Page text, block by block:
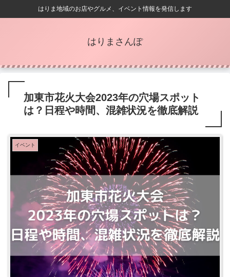
はりま地域のお店やグルメ、イベント情報を発信します
はりまさんぽ
加東市花火大会2023年の穴場スポット
は？日程や時間、混雑状況を徹底解説
イベント